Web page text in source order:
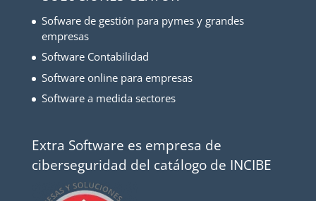
Sofware de gestión para pymes y grandes
empresas
Software Contabilidad
Software online para empresas
Software a medida sectores
Extra Software es empresa de
ciberseguridad del catálogo de INCIBE